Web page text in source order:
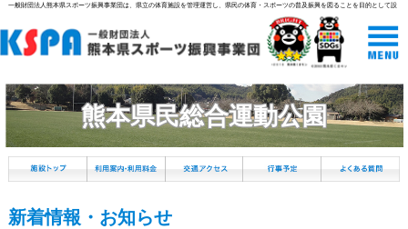
一般財団法人熊本県スポーツ振興事業団は、県立の体育施設を管理運営し、県民の体育・スポーツの普及振興を図ることを目的として設
熊本県民総合運動公園
新着情報・お知らせ